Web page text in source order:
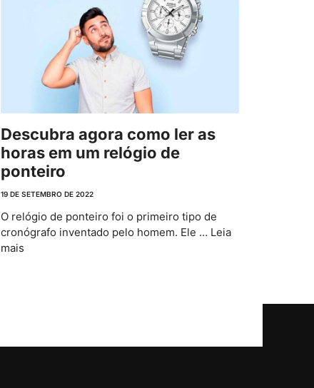
Descubra agora como ler as
horas em um relógio de
ponteiro
19 DE SETEMBRO DE 2022
O relógio de ponteiro foi o primeiro tipo de
cronógrafo inventado pelo homem. Ele … Leia
mais